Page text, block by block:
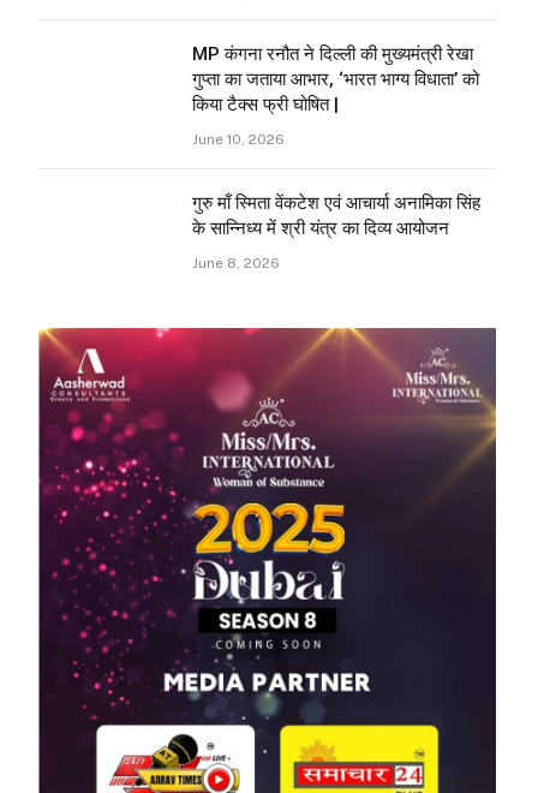
MP कंगना रनौत ने दिल्ली की मुख्यमंत्री रेखा
गुप्ता का जताया आभार, ‘भारत भाग्य विधाता’ को
किया टैक्स फ्री घोषित |
June 10, 2026
गुरु माँ स्मिता वेंकटेश एवं आचार्या अनामिका सिंह
के सान्निध्य में श्री यंत्र का दिव्य आयोजन
June 8, 2026